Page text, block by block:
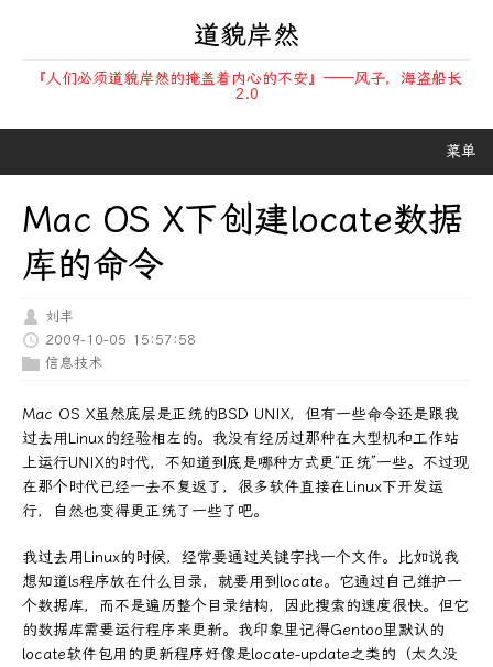
道貌岸然
『人们必须道貌岸然的掩盖着内心的不安』——风子，海盗船长
2.0
菜单
Mac OS X下创建locate数据
库的命令
刘丰
2009-10-05 15:57:58
信息技术
Mac OS X虽然底层是正统的BSD UNIX，但有一些命令还是跟我
过去用Linux的经验相左的。我没有经历过那种在大型机和工作站
上运行UNIX的时代，不知道到底是哪种方式更“正统”一些。不过现
在那个时代已经一去不复返了，很多软件直接在Linux下开发运
行，自然也变得更正统了一些了吧。
我过去用Linux的时候，经常要通过关键字找一个文件。比如说我
想知道ls程序放在什么目录，就要用到locate。它通过自己维护一
个数据库，而不是遍历整个目录结构，因此搜索的速度很快。但它
的数据库需要运行程序来更新。我印象里记得Gentoo里默认的
locate软件包用的更新程序好像是locate-update之类的（太久没